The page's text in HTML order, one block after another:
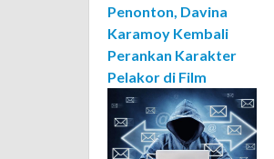
Penonton, Davina
Karamoy Kembali
Perankan Karakter
Pelakor di Film